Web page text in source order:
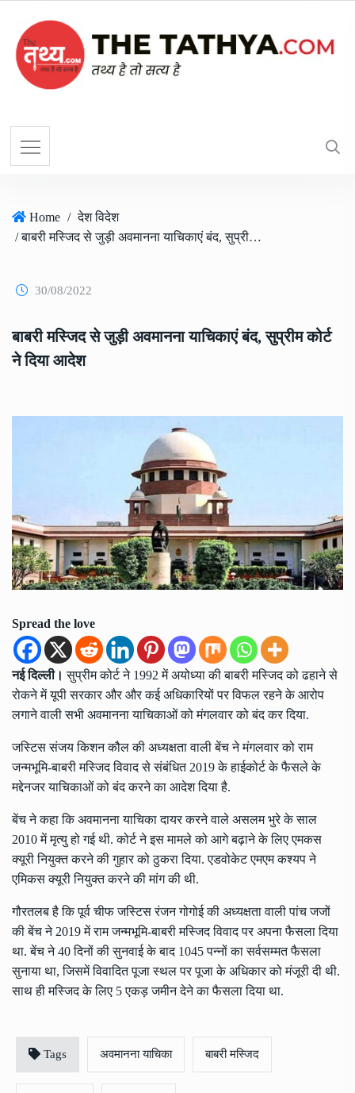
Home / देश विदेश
/ बाबरी मस्जिद से जुड़ी अवमानना याचिकाएं बंद, सुप्रीम कोर्ट ने दिया आदेश
30/08/2022
बाबरी मस्जिद से जुड़ी अवमानना याचिकाएं बंद, सुप्रीम कोर्ट
ने दिया आदेश
Spread the love
नई दिल्ली। सुप्रीम कोर्ट ने 1992 में अयोध्या की बाबरी मस्जिद को ढहाने से
रोकने में यूपी सरकार और और कई अधिकारियों पर विफल रहने के आरोप
लगाने वाली सभी अवमानना याचिकाओं को मंगलवार को बंद कर दिया.
जस्टिस संजय किशन कौल की अध्यक्षता वाली बेंच ने मंगलवार को राम
जन्मभूमि-बाबरी मस्जिद विवाद से संबंधित 2019 के हाईकोर्ट के फैसले के
मद्देनजर याचिकाओं को बंद करने का आदेश दिया है.
बेंच ने कहा कि अवमानना याचिका दायर करने वाले असलम भुरे के साल
2010 में मृत्यु हो गई थी. कोर्ट ने इस मामले को आगे बढ़ाने के लिए एमकस
क्यूरी नियुक्त करने की गुहार को ठुकरा दिया. एडवोकेट एमएम कश्यप ने
एमिकस क्यूरी नियुक्त करने की मांग की थी.
गौरतलब है कि पूर्व चीफ जस्टिस रंजन गोगोई की अध्यक्षता वाली पांच जजों
की बेंच ने 2019 में राम जन्मभूमि-बाबरी मस्जिद विवाद पर अपना फैसला दिया
था. बेंच ने 40 दिनों की सुनवाई के बाद 1045 पन्नों का सर्वसम्मत फैसला
सुनाया था, जिसमें विवादित पूजा स्थल पर पूजा के अधिकार को मंजूरी दी थी.
साथ ही मस्जिद के लिए 5 एकड़ जमीन देने का फैसला दिया था.
Tags अवमानना याचिका बाबरी मस्जिद